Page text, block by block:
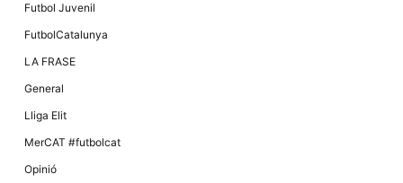
Futbol Juvenil
FutbolCatalunya
LA FRASE
General
Lliga Elit
MerCAT #futbolcat
Opinió